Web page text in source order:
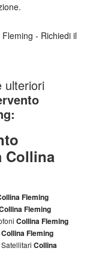
ulteriori
Collina
Fleming
Fleming
Collina Fleming
Collina Fleming
Collina